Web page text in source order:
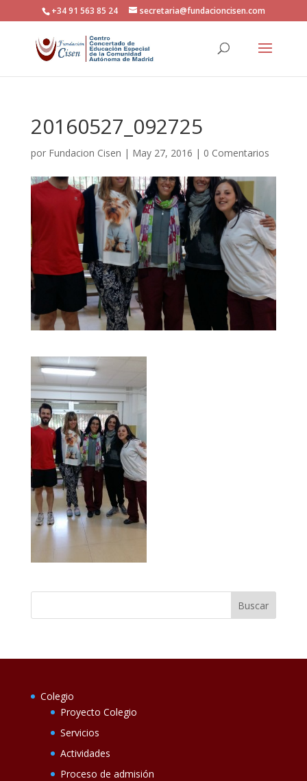
+34 91 563 85 24 secretaria@fundacioncisen.com
20160527_092725
por Fundacion Cisen | May 27, 2016 | 0 Comentarios
Colegio
Proyecto Colegio
Servicios
Actividades
Proceso de admisión